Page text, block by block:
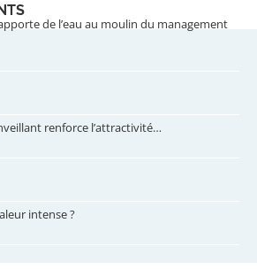
de l’eau au moulin du management
renforce l’attractivité…
intense ?